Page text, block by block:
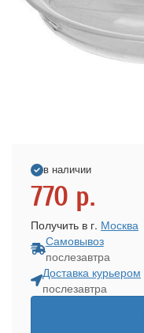
в наличии
770 р.
Получить в г. Москва
Самовывоз
послезавтра
Доставка курьером
послезавтра